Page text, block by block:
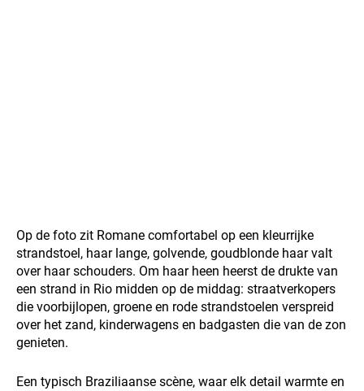
Op de foto zit Romane comfortabel op een kleurrijke
strandstoel, haar lange, golvende, goudblonde haar valt
over haar schouders. Om haar heen heerst de drukte van
een strand in Rio midden op de middag: straatverkopers
die voorbijlopen, groene en rode strandstoelen verspreid
over het zand, kinderwagens en badgasten die van de zon
genieten.
Een typisch Braziliaanse scène, waar elk detail warmte en